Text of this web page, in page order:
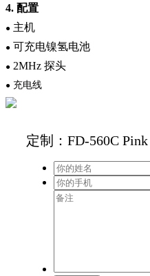
4. 配置
● 主机
● 可充电镍氢电池
● 2MHz 探头
● 充电线
定制：FD-560C Pink